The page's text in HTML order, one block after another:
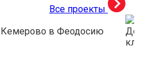
Все проекты
в Феодосию